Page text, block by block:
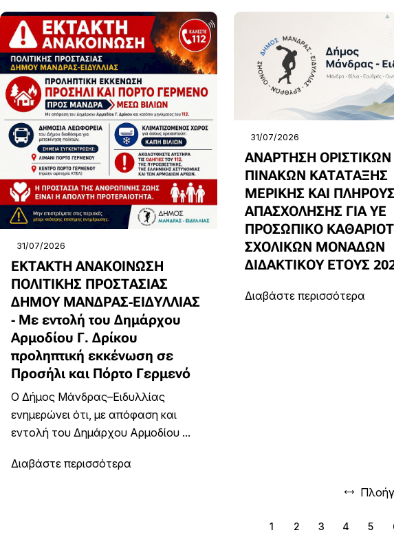
31/07/2026
ΕΚΤΑΚΤΗ ΑΝΑΚΟΙΝΩΣΗ
ΠΟΛΙΤΙΚΗΣ ΠΡΟΣΤΑΣΙΑΣ
ΔΗΜΟΥ ΜΑΝΔΡΑΣ-ΕΙΔΥΛΛΙΑΣ
- Με εντολή του Δημάρχου
Αρμοδίου Γ. Δρίκου
προληπτική εκκένωση σε
Προσήλι και Πόρτο Γερμενό
Ο Δήμος Μάνδρας–Ειδυλλίας
ενημερώνει ότι, με απόφαση και
εντολή του Δημάρχου Αρμοδίου ...
Διαβάστε περισσότερα
31/07/2026
ΑΝΑΡΤΗΣΗ ΟΡΙΣΤΙΚΩΝ
ΠΙΝΑΚΩΝ ΚΑΤΑΤΑΞΗΣ
ΜΕΡΙΚΗΣ ΚΑΙ ΠΛΗΡΟΥΣ
ΑΠΑΣΧΟΛΗΣΗΣ ΓΙΑ ΥΕ
ΠΡΟΣΩΠΙΚΟ
ΣΧΟΛΙΚΩΝ ΜΟΝΑΔΩΝ
ΔΙΔΑΚΤΙΚΟΥ ΕΤΟΥΣ
Διαβάστε περισσότερα
1 2 3 4 5